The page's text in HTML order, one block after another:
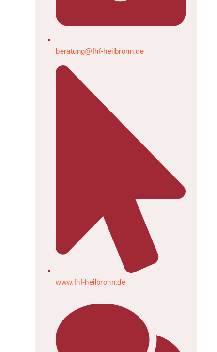
beratung@fhf-heilbronn.de
www.fhf-heilbronn.de